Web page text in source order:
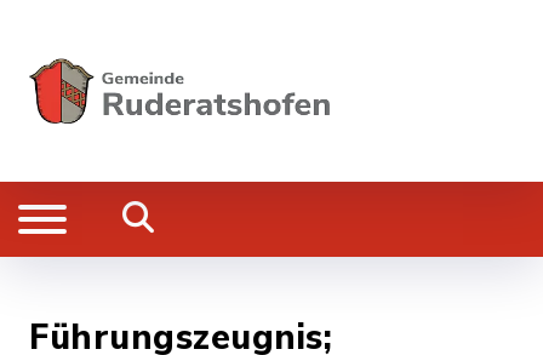
Führungszeugnis;